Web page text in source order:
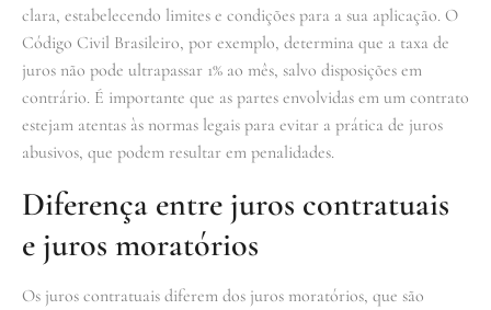
clara, estabelecendo limites e condições para a sua aplicação. O
Código Civil Brasileiro, por exemplo, determina que a taxa de
juros não pode ultrapassar 1% ao mês, salvo disposições em
contrário. É importante que as partes envolvidas em um contrato
estejam atentas às normas legais para evitar a prática de juros
abusivos, que podem resultar em penalidades.
Diferença entre juros contratuais
e juros moratórios
Os juros contratuais diferem dos juros moratórios, que são